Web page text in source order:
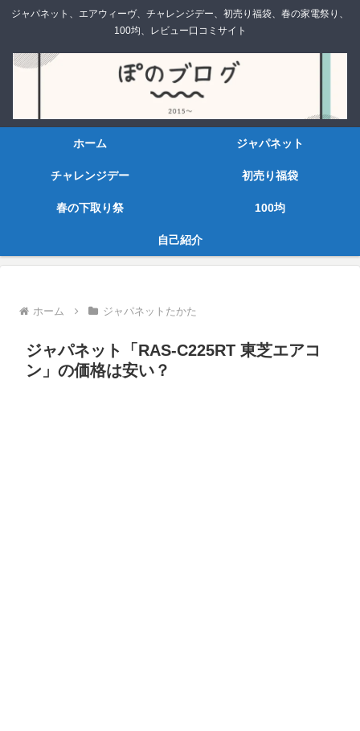
ジャパネット、エアウィーヴ、チャレンジデー、初売り福袋、春の家電祭り、
100均、レビュー口コミサイト
ホーム ジャパネット
チャレンジデー 初売り福袋
春の下取り祭 100均
自己紹介
ホーム ジャパネットたかた
ジャパネット「RAS-C225RT 東芝エアコ
ン」の価格は安い？